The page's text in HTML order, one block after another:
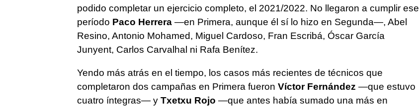
podido completar un ejercicio completo, el 2021/2022. No llegaron a cumplir ese
período Paco Herrera—en Primera, aunque él sí lo hizo en Segunda—, Abel
Resino, Antonio Mohamed, Miguel Cardoso, Fran Escribá, Óscar García
Junyent, Carlos Carvalhal ni Rafa Benítez.
Yendo más atrás en el tiempo, los casos más recientes de técnicos que
completaron dos campañas en Primera fueron Víctor Fernández —que estuvo
cuatro íntegras— yTxetxu Rojo —que antes había sumado una más en